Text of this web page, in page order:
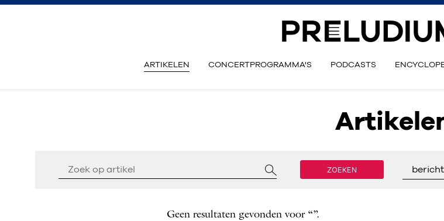
ARTIKELEN CONCERTPROGRAMMA'S PODCASTS
ZOEKEN
Geen resultaten gevonden voor “”.